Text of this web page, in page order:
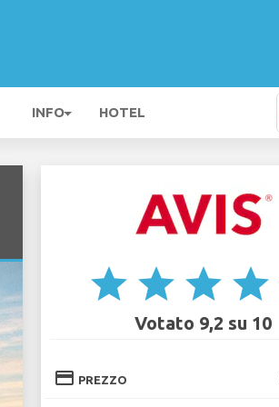
INFO HOTEL
star star star star
Votato 9,2 su 10
credit_card PREZZO